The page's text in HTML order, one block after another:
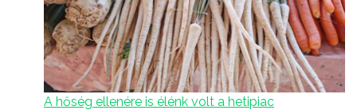
A hőség ellenére is élénk volt a hetipiac